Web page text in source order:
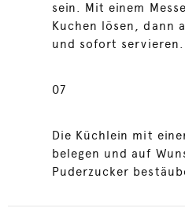
sein. Mit einem
Kuchen lösen, dann
und sofort servieren.
07
Die Küchlein mit
belegen und auf
Puderzucker